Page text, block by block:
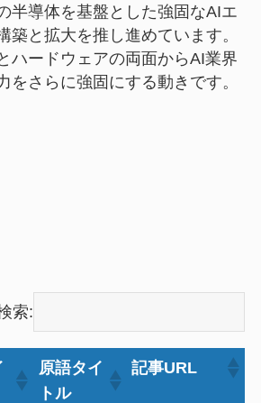
半導体を基盤とした強固なAIエ
築と拡大を推し進めています。
ハードウェアの両面からAI業界
をさらに強固にする動きです。
索:
原語タイ
トル
記事URL